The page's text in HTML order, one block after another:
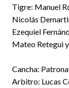
Tigre: Manuel
Nicolás
Ezequiel
Mateo Retegui
Cancha:
Arbitro: Lucas